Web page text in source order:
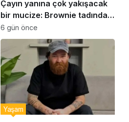
Çayın yanına çok yakışacak
bir mucize: Brownie tadında
ıslak kurabiye tarifi…
6 gün önce
Yaşam